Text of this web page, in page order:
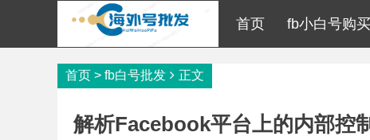
首页 fb小白号购买
首页 > fb白号批发 正文
解析Facebook平台上的内部控